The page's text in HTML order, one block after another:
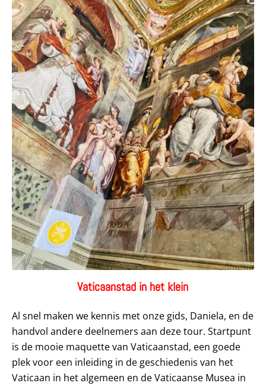
Vaticaanstad in het klein
Al snel maken we kennis met onze gids, Daniela, en de
handvol andere deelnemers aan deze tour. Startpunt
is de mooie maquette van Vaticaanstad, een goede
plek voor een inleiding in de geschiedenis van het
Vaticaan in het algemeen en de Vaticaanse Musea in